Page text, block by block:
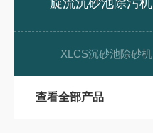
旋流沉砂池除污机
XLCS沉砂池除砂机
查看全部产品